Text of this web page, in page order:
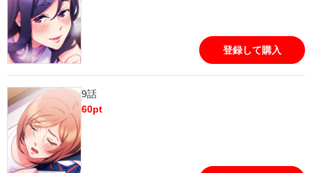
登録して購入
9話
60pt